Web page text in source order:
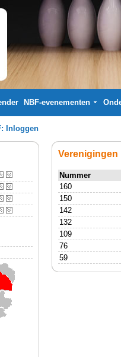
NBF-evenementen
Inloggen
Verenigingen
Nummer
160
150
142
132
109
76
59